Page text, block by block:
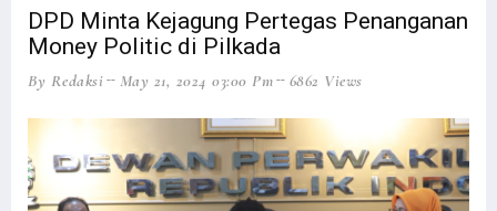
DPD Minta Kejagung Pertegas Penanganan
Money Politic di Pilkada
By Redaksi May 21, 2024 03:00 Pm 6862 Views